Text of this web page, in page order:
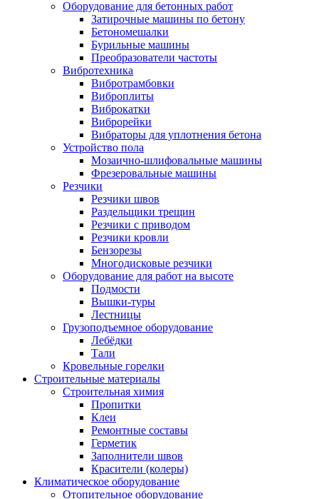
Оборудование для бетонных работ
Затирочные машины по бетону
Бетономешалки
Бурильные машины
Преобразователи частоты
Вибротехника
Вибротрамбовки
Виброплиты
Виброкатки
Виброрейки
Вибраторы для уплотнения бетона
Устройство пола
Мозаично-шлифовальные машины
Фрезеровальные машины
Резчики
Резчики швов
Раздельщики трещин
Резчики с приводом
Резчики кровли
Бензорезы
Многодисковые резчики
Оборудование для работ на высоте
Подмости
Вышки-туры
Лестницы
Грузоподъемное оборудование
Лебёдки
Тали
Кровельные горелки
Строительные материалы
Строительная химия
Пропитки
Клеи
Ремонтные составы
Герметик
Заполнители швов
Красители (колеры)
Климатическое оборудование
Отопительное оборудование